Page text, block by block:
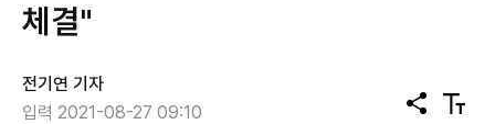
체결"
전기연 기자
입력 2021-08-27 09:10
공
텍